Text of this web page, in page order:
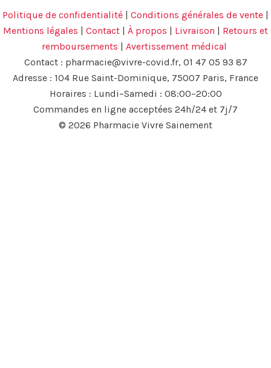
Politique de confidentialité | Conditions générales de vente |
Mentions légales | Contact | À propos | Livraison | Retours et
remboursements | Avertissement médical
Contact : pharmacie@vivre-covid.fr, 01 47 05 93 87
Adresse : 104 Rue Saint-Dominique, 75007 Paris, France
Horaires : Lundi–Samedi : 08:00–20:00
Commandes en ligne acceptées 24h/24 et 7j/7
© 2026 Pharmacie Vivre Sainement